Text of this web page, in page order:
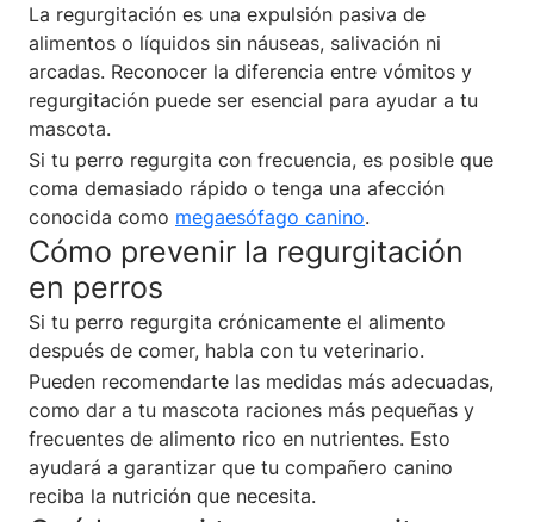
La regurgitación es una expulsión pasiva de
alimentos o líquidos sin náuseas, salivación ni
arcadas. Reconocer la diferencia entre vómitos y
regurgitación puede ser esencial para ayudar a tu
mascota.
Si tu perro regurgita con frecuencia, es posible que
coma demasiado rápido o tenga una afección
conocida como megaesófago canino.
Cómo prevenir la regurgitación
en perros
Si tu perro regurgita crónicamente el alimento
después de comer, habla con tu veterinario.
Pueden recomendarte las medidas más adecuadas,
como dar a tu mascota raciones más pequeñas y
frecuentes de alimento rico en nutrientes. Esto
ayudará a garantizar que tu compañero canino
reciba la nutrición que necesita.